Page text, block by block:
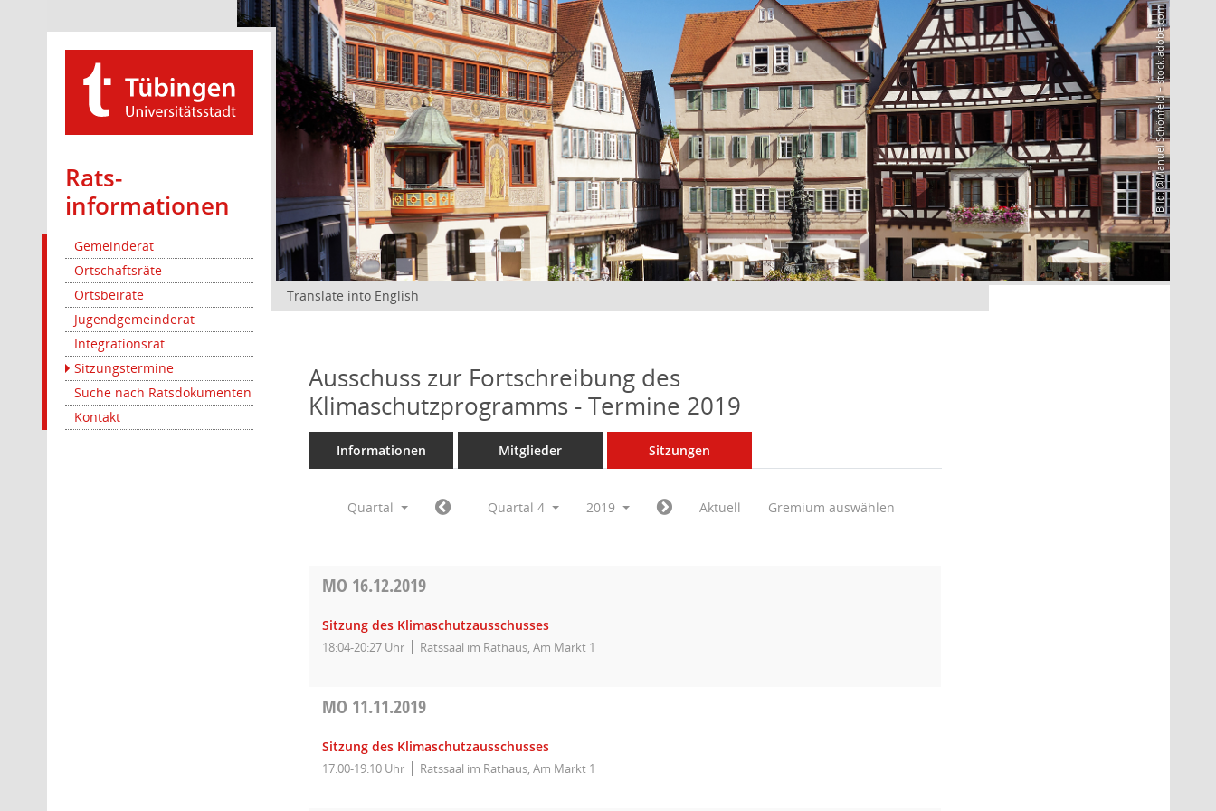
Rats­
informationen
Gemeinderat
Ortschaftsräte
Ortsbeiräte
Jugendgemeinderat
Integrationsrat
Sitzungstermine
Suche nach Ratsdokumenten
Kontakt
Bild: @Manuel Schönfeld – stock.adobe.com
Translate into English
Ausschuss zur Fortschreibung des
Klimaschutzprogramms - Termine 2019
Informationen Mitglieder Sitzungen
Quartal Quartal 4 2019 Aktuell Gremium auswählen
MO 16.12.2019
Sitzung des Klimaschutzausschusses
18:04-20:27 Uhr Ratssaal im Rathaus, Am Markt 1
MO 11.11.2019
Sitzung des Klimaschutzausschusses
17:00-19:10 Uhr Ratssaal im Rathaus, Am Markt 1